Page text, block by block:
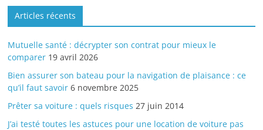
Articles récents
Mutuelle santé : décrypter son contrat pour mieux le
comparer 19 avril 2026
Bien assurer son bateau pour la navigation de plaisance : ce
qu’il faut savoir 6 novembre 2025
Prêter sa voiture : quels risques 27 juin 2014
J’ai testé toutes les astuces pour une location de voiture pas